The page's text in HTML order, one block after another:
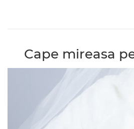
Cape mireasa